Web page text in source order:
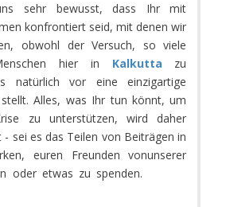
sehr bewusst, dass Ihr mit
konfrontiert seid, mit denen wir
obwohl der Versuch, so viele
hier in Kalkutta zu
natürlich vor eine einzigartige
Alles, was Ihr tun könnt, um
zu unterstützen, wird daher
sei es das Teilen von Beiträgen in
euren Freunden vonunserer
oder etwas zu spenden.